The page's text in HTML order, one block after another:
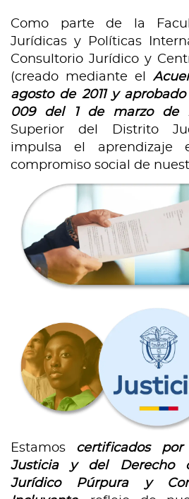
Como parte de la
Jurídicas y Políticas
Consultorio Jurídico y
(creado mediante el
agosto de 2011 y
009 del 1 de marzo de
Superior del Distrito
impulsa el aprendizaje
compromiso social de
Estamos certificados
Justicia y del Derecho
Jurídico Púrpura y